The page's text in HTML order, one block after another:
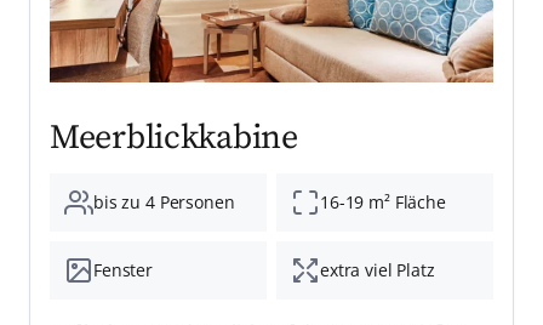
Meerblickkabine
bis zu 4 Personen 16-19 m² Fläche
Fenster extra viel Platz